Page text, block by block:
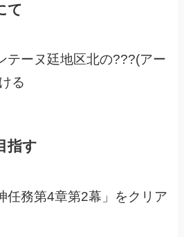
て
テーヌ廷地区北の???(アー
る
指す
任務第4章第2幕」をクリア